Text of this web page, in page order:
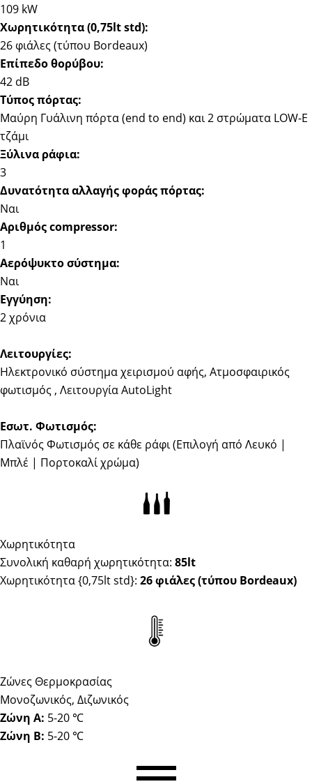
109 kW
Χωρητικότητα (0,75lt std):
26 φιάλες (τύπου Bordeaux)
Επίπεδο θορύβου:
42 dB
Τύπος πόρτας:
Μαύρη Γυάλινη πόρτα (end to end) και 2 στρώματα LOW-E
τζάμι
Ξύλινα ράφια:
3
Δυνατότητα αλλαγής φοράς πόρτας:
Ναι
Αριθμός compressor:
1
Αερόψυκτο σύστημα:
Ναι
Εγγύηση:
2 χρόνια
Λειτουργίες:
Ηλεκτρονικό σύστημα χειρισμού αφής, Ατμοσφαιρικός
φωτισμός , Λειτουργία AutoLight
Εσωτ. Φωτισμός:
Πλαϊνός Φωτισμός σε κάθε ράφι (Επιλογή από Λευκό |
Μπλέ | Πορτοκαλί χρώμα)
Χωρητικότητα
Συνολική καθαρή χωρητικότητα: 85lt
Χωρητικότητα {0,75lt std}: 26 φιάλες (τύπου Bordeaux)
Ζώνες Θερμοκρασίας
Μονοζωνικός, Διζωνικός
Ζώνη Α: 5-20 ℃
Ζώνη Β: 5-20 ℃